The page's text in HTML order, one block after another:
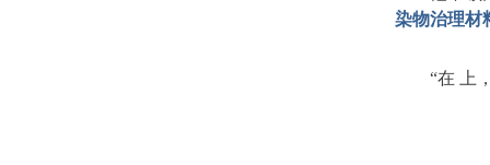
染物治理材
“在 上